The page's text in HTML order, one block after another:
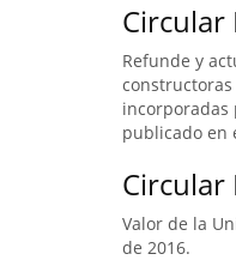
Circular
Refunde y
constructoras
incorporadas
publicado en
Circular
Valor de la
de 2016.